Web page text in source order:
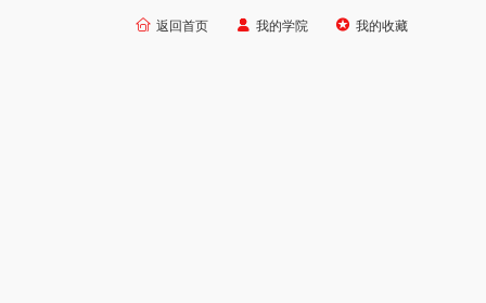
 返回首页  我的学院  我的收藏